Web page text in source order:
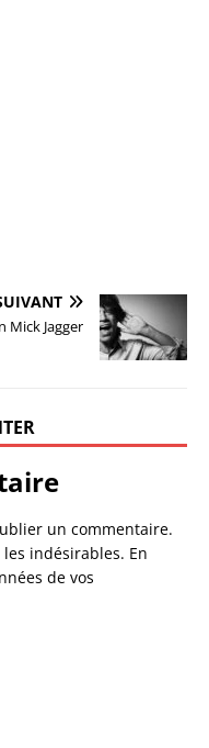
Mick Jagger
un commentaire.
indésirables. En
de vos